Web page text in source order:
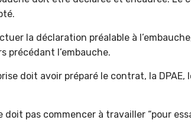
la déclaration préalable à
précédant l’embauche.
doit avoir préparé le contrat, la
doit pas commencer à travailler “pour